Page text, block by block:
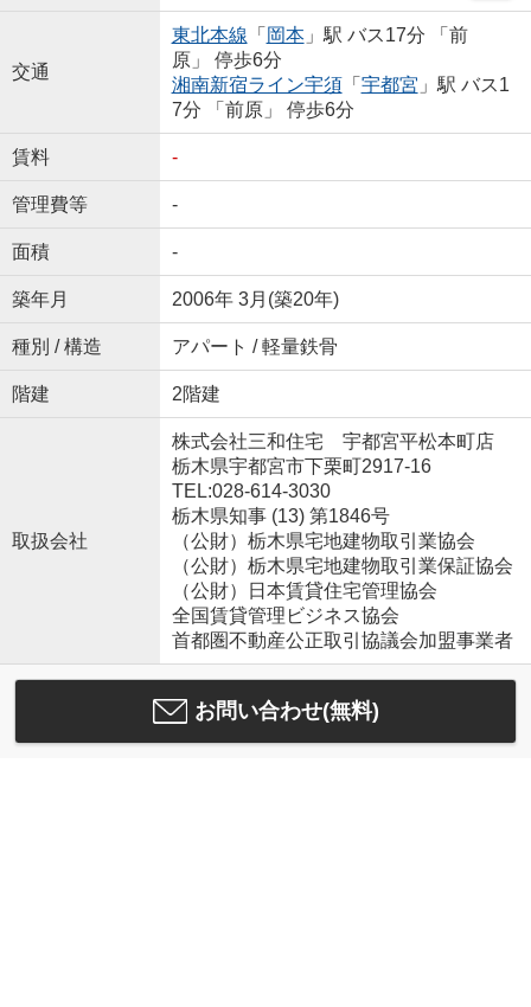
交通
東北本線 「 岡本」駅 バス17分 「前
原」 停歩6分
湘南新宿ライン宇須「 宇都宮 」駅 バス1
7分 「前原」 停歩6分
賃料 -
管理費等 -
面積 -
築年月 2006年 3月(築20年)
種別 / 構造 アパート / 軽量鉄骨
階建 2階建
取扱会社
株式会社三和住宅 宇都宮平松本町店
栃木県宇都宮市下栗町2917-16
TEL:028-614-3030
栃木県知事 (13) 第1846号
（公財）栃木県宅地建物取引業協会
（公財）栃木県宅地建物取引業保証協会
（公財）日本賃貸住宅管理協会
全国賃貸管理ビジネス協会
首都圏不動産公正取引協議会加盟事業者
お問い合わせ(無料)